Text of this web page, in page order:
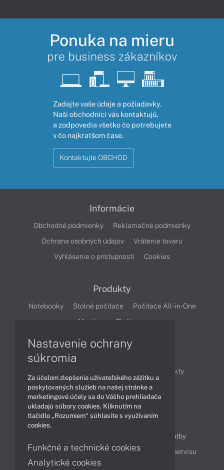
Ponuka na mieru
pre business zákazníkov
Zadajte vaše údaje a požiadavky.
Naši obchodníci vás kontaktujú,
a zodpovedia všetko čo potrebujete
v čo najkratšom čase.
Kontaktujte OBCHOD
Informácie
Obchodné podmienky
Reklamačné podmienky
Ochrana osobných údajov
Vrátenie tovaru
Vyhlásenie o prístupnosti
Cookies
Produkty
Notebooky Stolné počítače
Počítače All-in-One
Monitory
Tlačiarne
Produkty
Technológie
Videá
Obsah
Možnosti doručenia a platby
Podpora a servis
Servisné služby Cenník servisu
Nastavenie ochrany
súkromia
Za účelom zlepšenia užívateľského zážitku a
poskytovaných služieb na našej stránke a
marketingové účely sa do Vášho prehliadača
ukladajú súbory cookies. Kliknutím na
tlačidlo „Rozumiem“ súhlasíte s využívaním
cookies.
Funkčné a technické cookies
Analytické cookies